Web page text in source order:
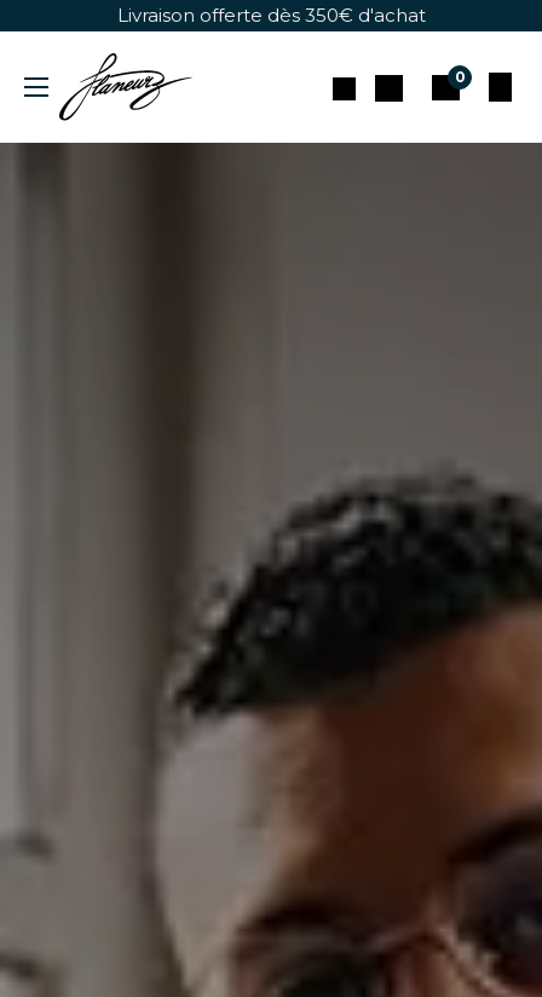
Se rendre au contenuLivraison offerte dès 350€ d'achat
0